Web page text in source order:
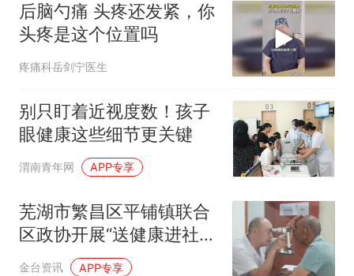
后脑勺痛 头疼还发紧，你
头疼是这个位置吗
疼痛科岳剑宁医生
别只盯着近视度数！孩子
眼健康这些细节更关键
渭南青年网 APP专享
芜湖市繁昌区平铺镇联合
区政协开展“送健康进社
区”义诊活动
金台资讯 APP专享